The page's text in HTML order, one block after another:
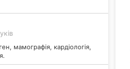
мамографія, кардіологія,